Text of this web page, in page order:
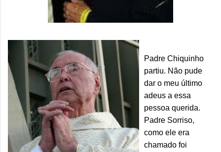
Padre Chiquinho
partiu. Não pude
dar o meu último
adeus a essa
pessoa querida.
Padre Sorriso,
como ele era
chamado foi